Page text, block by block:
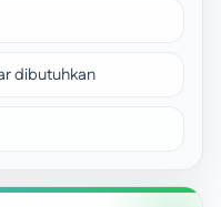
dibutuhkan